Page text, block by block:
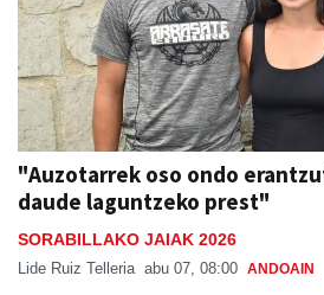
"Auzotarrek oso ondo
daude laguntzeko prest"
SORABILLAKO JAIAK 2026
Lide Ruiz Telleria abu 07, 08:00 ANDOAIN